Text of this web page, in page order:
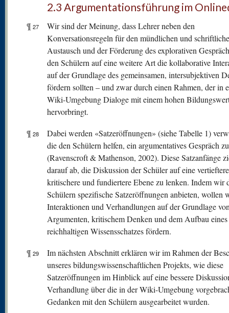
2.3 Argumentationsführung im
¶ 27
Wir sind der Meinung, dass Lehrer neben den
Konversationsregeln für den mündlichen und
Austausch und der Förderung des explorativen
den Schülern auf eine weitere Art die kollaborative
auf der Grundlage des gemeinsamen, intersubjektiven
fördern sollten – und zwar durch einen Rahmen, der in
Wiki-Umgebung Dialoge mit einem hohen
hervorbringt.
¶ 28
Dabei werden «Satzeröffnungen» (siehe Tabelle 1)
die den Schülern helfen, ein argumentatives Gespräch
(Ravenscroft & Mathenson, 2002). Diese Satzanfänge
darauf ab, die Diskussion der Schüler auf eine
kritischere und fundiertere Ebene zu lenken. Indem wir
Schülern spezifische Satzeröffnungen anbieten, wollen
Interaktionen und Verhandlungen auf der Grundlage
Argumenten, kritischem Denken und dem Aufbau eines
reichhaltigen Wissensschatzes fördern.
¶ 29
Im nächsten Abschnitt erklären wir im Rahmen der
unseres bildungswissenschaftlichen Projekts, wie diese
Satzeröffnungen im Hinblick auf eine bessere
Verhandlung über die in der Wiki-Umgebung
Gedanken mit den Schülern ausgearbeitet wurden.